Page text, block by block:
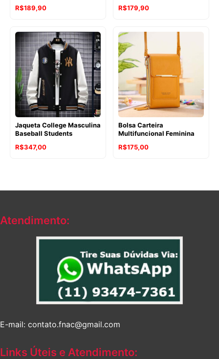
R$189,90
R$179,90
Jaqueta College Masculina
Baseball Students
R$347,00
Bolsa Carteira
Multifuncional Feminina
R$175,00
Atendimento:
E-mail: contato.fnac@gmail.com
Links Úteis e Atendimento: